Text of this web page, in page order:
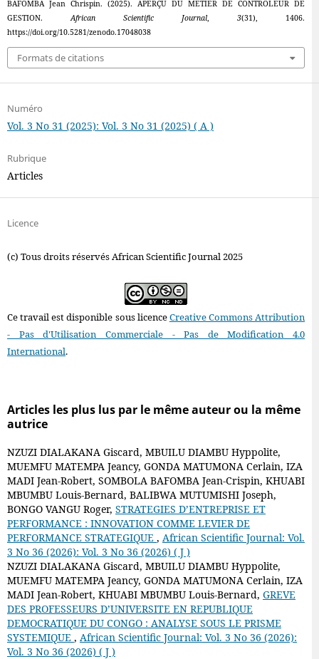
BAFOMBA Jean Chrispin. (2025). APERÇU DU METIER DE CONTROLEUR DE
GESTION.African Scientific Journal,3(31), 1406.
https://doi.org/10.5281/zenodo.17048038
Formats de citations
Numéro
Vol. 3 No 31 (2025): Vol. 3 No 31 (2025) ( A )
Rubrique
Articles
Licence
(c) Tous droits réservés African Scientific Journal 2025
Ce travail est disponible sous licenceCreative Commons Attribution
- Pas d'Utilisation Commerciale - Pas de Modification 4.0
International.
Articles les plus lus par le même auteur ou la même
autrice
NZUZI DIALAKANA Giscard, MBUILU DIAMBU Hyppolite,
MUEMFU MATEMPA Jeancy, GONDA MATUMONA Cerlain, IZA
MADI Jean-Robert, SOMBOLA BAFOMBA Jean-Crispin, KHUABI
MBUMBU Louis-Bernard, BALIBWA MUTUMISHI Joseph,
BONGO VANGU Roger, STRATEGIES D’ENTREPRISE ET
PERFORMANCE : INNOVATION COMME LEVIER DE
PERFORMANCE STRATEGIQUE , African Scientific Journal: Vol.
3 No 36 (2026): Vol. 3 No 36 (2026) ( J )
NZUZI DIALAKANA Giscard, MBUILU DIAMBU Hyppolite,
MUEMFU MATEMPA Jeancy, GONDA MATUMONA Cerlain, IZA
MADI Jean-Robert, KHUABI MBUMBU Louis-Bernard, GREVE
DES PROFESSEURS D’UNIVERSITE EN REPUBLIQUE
DEMOCRATIQUE DU CONGO : ANALYSE SOUS LE PRISME
SYSTEMIQUE , African Scientific Journal: Vol. 3 No 36 (2026):
Vol. 3 No 36 (2026) ( J )